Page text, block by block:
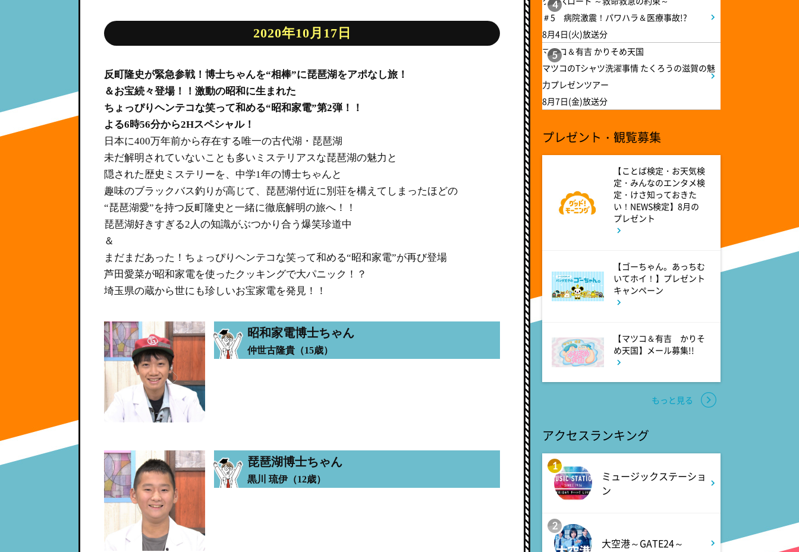
2020年10月17日
反町隆史が緊急参戦！博士ちゃんを“相棒”に琵琶湖をアポなし旅！
＆お宝続々登場！！激動の昭和に生まれた
ちょっぴりヘンテコな笑って和める“昭和家電”第2弾！！
よる6時56分から2Hスペシャル！
日本に400万年前から存在する唯一の古代湖・琵琶湖
未だ解明されていないことも多いミステリアスな琵琶湖の魅力と
隠された歴史ミステリーを、中学1年の博士ちゃんと
趣味のブラックバス釣りが高じて、琵琶湖付近に別荘を構えてしまったほどの
“琵琶湖愛”を持つ反町隆史と一緒に徹底解明の旅へ！！
琵琶湖好きすぎる2人の知識がぶつかり合う爆笑珍道中
＆
まだまだあった！ちょっぴりヘンテコな笑って和める“昭和家電”が再び登場
芦田愛菜が昭和家電を使ったクッキングで大パニック！？
埼玉県の蔵から世にも珍しいお宝家電を発見！！
昭和家電博士ちゃん
仲世古隆貴（15歳）
琵琶湖博士ちゃん
黒川 琉伊（12歳）
深夜 2:30
花織さんは転生しても喧嘩がし
たい【ANiMAZiNG!!!】 #5
深夜 3:00
覗き見!芸人たちの座持ちがい
3:30
テラサってる? EXOシウミン
主演『ホ食堂～時空を超えた恋
のシェフ』第1話・前編
4
＃5 病院激震！パワハラ＆医療事故!?
8月4日(火)放送分
5
マツコ＆有吉 かりそめ天国
マツコのTシャツ洗濯事情 たくろうの滋賀の魅
力プレゼンツアー
8月7日(金)放送分
プレゼント・観覧募集
【ことば検定・お天気検
定・みんなのエンタメ検
定・けさ知っておきた
い！NEWS検定】8月の
プレゼント
【ゴーちゃん。あっちむ
いてホイ！】プレゼント
キャンペーン
【マツコ＆有吉 かりそ
め天国】メール募集!!
もっと見る
アクセスランキング
1
ミュージックステーショ
ン
2
大空港～GATE24～